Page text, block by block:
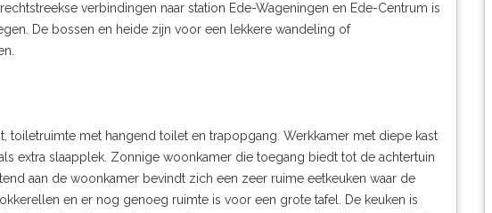
verbindingen naar station Ede-Wageningen en Ede-Centrum is
De bossen en heide zijn voor een lekkere wandeling of
toiletruimte met hangend toilet en trapopgang. Werkkamer met diepe kast
extra slaapplek. Zonnige woonkamer die toegang biedt tot de achtertuin
aan de woonkamer bevindt zich een zeer ruime eetkeuken waar de
en er nog genoeg ruimte is voor een grote tafel. De keuken is